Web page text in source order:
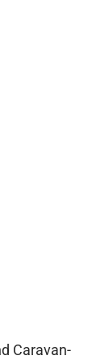
Caravan-